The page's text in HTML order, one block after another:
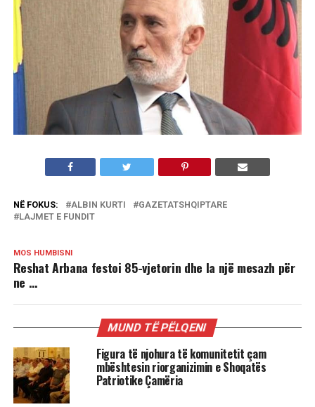
NË FOKUS: ALBIN KURTI
GAZETATSHQIPTARE
LAJMET E FUNDIT
MOS HUMBISNI
Reshat Arbana festoi 85-vjetorin dhe la një mesazh për
ne …
MUND TË PËLQENI
Figura të njohura të komunitetit çam
mbështesin riorganizimin e Shoqatës
Patriotike Çamëria